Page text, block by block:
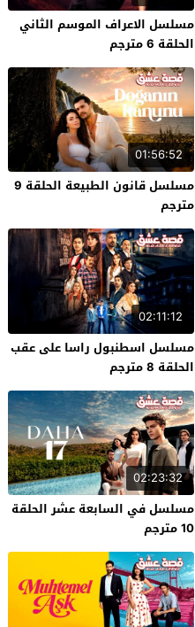
مسلسل الاعراف الموسم الثاني
الحلقة 6 مترجم
01:56:52
مسلسل قانون الطبيعة الحلقة 9
مترجم
02:11:12
مسلسل اسطنبول راسا على عقب
الحلقة 8 مترجم
02:23:32
مسلسل في السابعة عشر الحلقة
10 مترجم